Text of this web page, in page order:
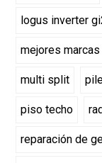
logus inverter
mejores
multi split
piso techo
reparación de